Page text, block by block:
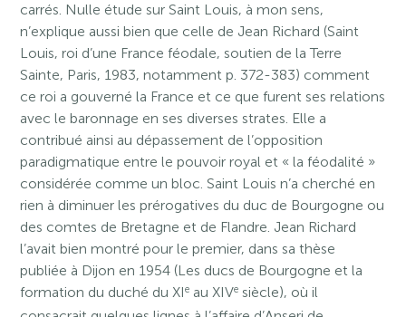
carrés. Nulle étude sur Saint Louis, à mon sens,
n’explique aussi bien que celle de Jean Richard (Saint
Louis, roi d’une France féodale, soutien de la Terre
Sainte, Paris, 1983, notamment p. 372-383) comment
ce roi a gouverné la France et ce que furent ses relations
avec le baronnage en ses diverses strates. Elle a
contribué ainsi au dépassement de l’opposition
paradigmatique entre le pouvoir royal et « la féodalité »
considérée comme un bloc. Saint Louis n’a cherché en
rien à diminuer les prérogatives du duc de Bourgogne ou
des comtes de Bretagne et de Flandre. Jean Richard
l’avait bien montré pour le premier, dans sa thèse
publiée à Dijon en 1954 (Les ducs de Bourgogne et la
formation du duché du XIe au XIVe siècle), où il